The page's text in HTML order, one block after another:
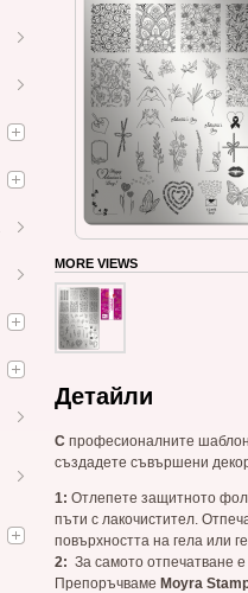
MORE VIEWS
Детайли
С професионалните
създадете съвършени
1: Отлепете защитното
пъти с лакочистител.
повърхността на гела или
2: За самото отпечатване
Препоръчвамe Moyra